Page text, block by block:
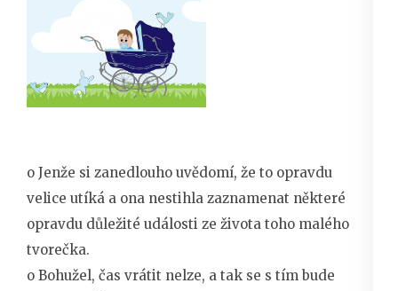
o Jenže si zanedlouho uvědomí, že to opravdu
velice utíká a ona nestihla zaznamenat některé
opravdu důležité události ze života toho malého
tvorečka.
o Bohužel, čas vrátit nelze, a tak se s tím bude